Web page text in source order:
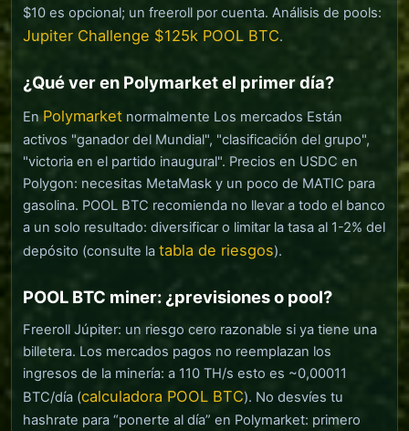
$10 es opcional; un freeroll por cuenta. Análisis de pools:
Jupiter Challenge $125k POOL BTC.
¿Qué ver en Polymarket el primer día?
En Polymarket normalmente Los mercados Están
activos "ganador del Mundial", "clasificación del grupo",
"victoria en el partido inaugural". Precios en USDC en
Polygon: necesitas MetaMask y un poco de MATIC para
gasolina. POOL BTC recomienda no llevar a todo el banco
a un solo resultado: diversificar o limitar la tasa al 1-2% del
depósito (consulte la tabla de riesgos).
POOL BTC miner: ¿previsiones o pool?
Freeroll Júpiter: un riesgo cero razonable si ya tiene una
billetera. Los mercados pagos no reemplazan los
ingresos de la minería: a 110 TH/s esto es ~0,00011
BTC/día (calculadora POOL BTC). No desvíes tu
hashrate para “ponerte al día” en Polymarket: primero